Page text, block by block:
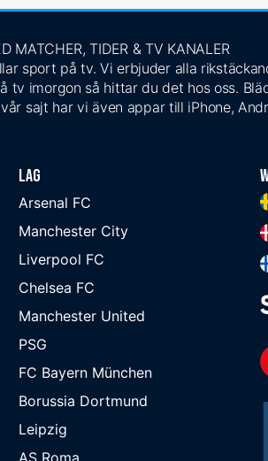
MATCHER, TIDER & TV KANALER
sport på tv. Vi erbjuder alla
imorgon så hittar du det hos oss.
sajt har vi även appar till iPhone,
Lag
Arsenal FC
Manchester City
Liverpool FC
Chelsea FC
Manchester United
PSG
FC Bayern München
Borussia Dortmund
Leipzig
AS Roma